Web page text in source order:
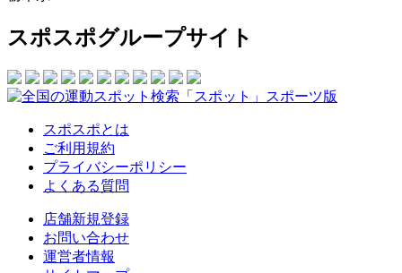
スポスポグループサイト
スポスポとは
ご利用規約
プライバシーポリシー
よくある質問
店舗新規登録
お問い合わせ
運営者情報